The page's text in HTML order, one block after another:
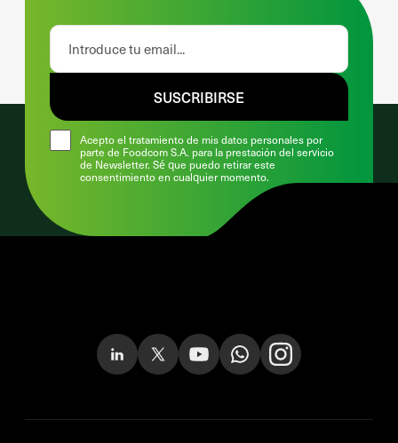
Acepto el tratamiento de mis datos personales por
parte de Foodcom S.A. para la prestación del servicio
de Newsletter. Sé que puedo retirar este
consentimiento en cualquier momento.
SUSCRIBIRSE